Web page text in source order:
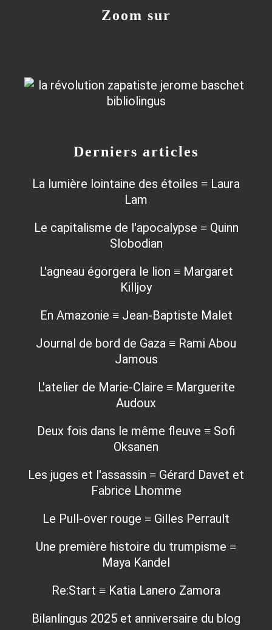
Derniers articles
La lumière lointaine des étoiles ≡ Laura
Lam
Le capitalisme de l'apocalypse ≡ Quinn
Slobodian
L'agneau égorgera le lion ≡ Margaret
Killjoy
En Amazonie ≡ Jean-Baptiste Malet
Journal de bord de Gaza ≡ Rami Abou
Jamous
L'atelier de Marie-Claire ≡ Marguerite
Audoux
Deux fois dans le même fleuve ≡ Sofi
Oksanen
Les juges et l'assassin ≡ Gérard Davet et
Fabrice Lhomme
Le Pull-over rouge ≡ Gilles Perrault
Une première histoire du trumpisme ≡
Maya Kandel
Re:Start ≡ Katia Lanero Zamora
Bilanlingus 2025 et anniversaire du blog
Zoom sur